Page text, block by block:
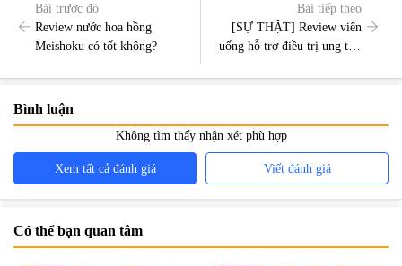
Bài trước đó
Review nước hoa hồng
Meishoku có tốt không?
Bài tiếp theo
[SỰ THẬT] Review viên
uống hỗ trợ điều trị ung thư
Ukondo 180 viên có tốt
Bình luận
Không tìm thấy nhận xét phù hợp
Xem tất cả đánh giá Viết đánh giá
Có thể bạn quan tâm